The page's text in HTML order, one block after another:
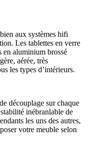
aux systèmes hifi
Les tablettes en verre
en aluminium brossé
aérée, très
les types d’intérieurs.
découplage sur chaque
inébranlable de
les uns des autres,
votre meuble selon